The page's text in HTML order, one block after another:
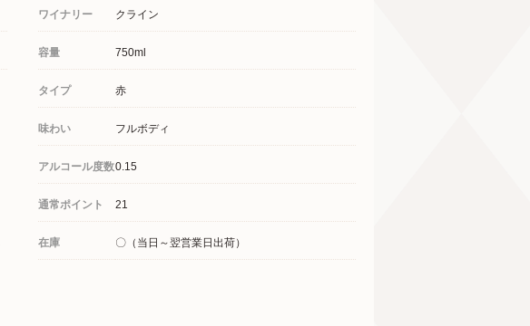
ワイナリー クライン
容量 750ml
タイプ 赤
味わい フルボディ
アルコール度数0.15
通常ポイント 21
在庫 〇（当日～翌営業日出荷）